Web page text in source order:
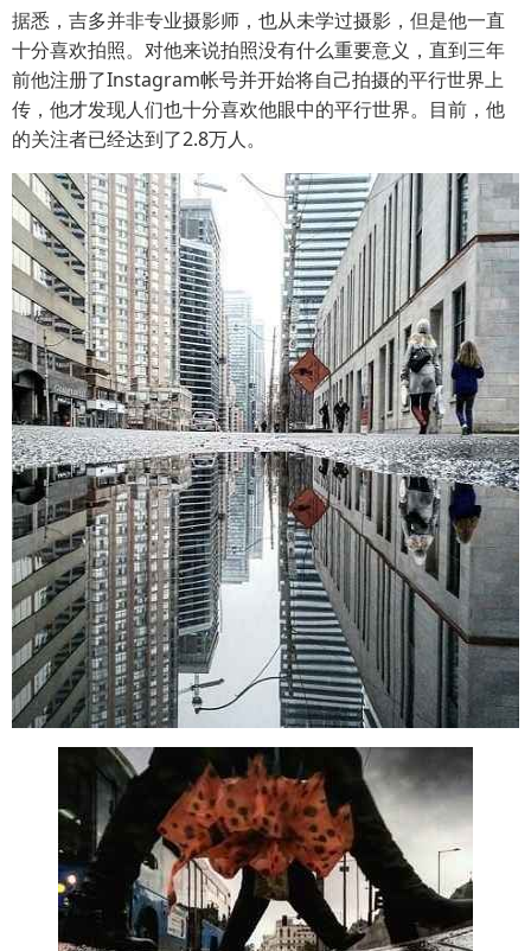
据悉，吉多并非专业摄影师，也从未学过摄影，但是他一直
十分喜欢拍照。对他来说拍照没有什么重要意义，直到三年
前他注册了Instagram帐号并开始将自己拍摄的平行世界上
传，他才发现人们也十分喜欢他眼中的平行世界。目前，他
的关注者已经达到了2.8万人。